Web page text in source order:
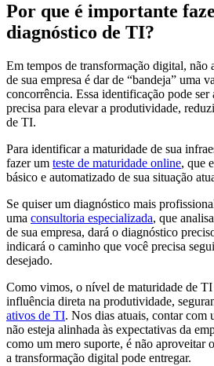
Por que é importante
diagnóstico de TI?
Em tempos de transformação digital, não
de sua empresa é dar de “bandeja” uma
concorrência. Essa identificação pode ser
precisa para elevar a produtividade,
de TI.
Para identificar a maturidade de sua
fazer um teste de maturidade online, que
básico e automatizado de sua situação
Se quiser um diagnóstico mais
uma consultoria especializada, que
de sua empresa, dará o diagnóstico
indicará o caminho que você precisa
desejado.
Como vimos, o nível de maturidade de TI
influência direta na produtividade,
ativos de TI. Nos dias atuais, contar com
não esteja alinhada às expectativas da
como um mero suporte, é não aproveitar
a transformação digital pode entregar.